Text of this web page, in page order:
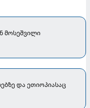
მოსეშვილი
და ეთიოპიასაც